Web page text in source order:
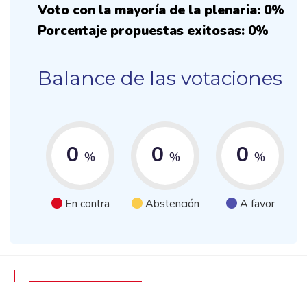
Voto con la mayoría de la plenaria: 0%
Porcentaje propuestas exitosas: 0%
Balance de las votaciones
0 %
En contra
0 %
Abstención
0 %
A favor